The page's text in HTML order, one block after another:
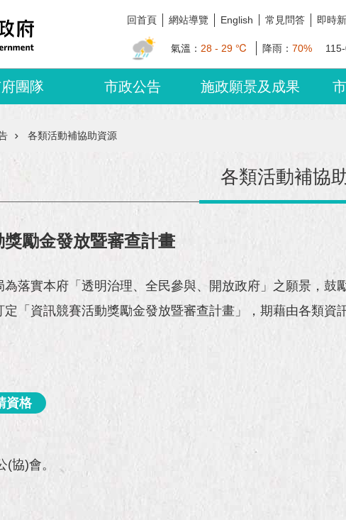
回首頁 網站導覽 English 常見問答 即時
氣溫： 28 - 29 ℃ 降雨： 70%
團隊 市政公告 施政願景及成果
各類活動補協助資源
各類活動補協
勵金發放暨審查計畫
為落實本府「透明治理、全民參與、開放政府」之願景，
定「資訊競賽活動獎勵金發放暨審查計畫」，期藉由各類
資格
(協)會。